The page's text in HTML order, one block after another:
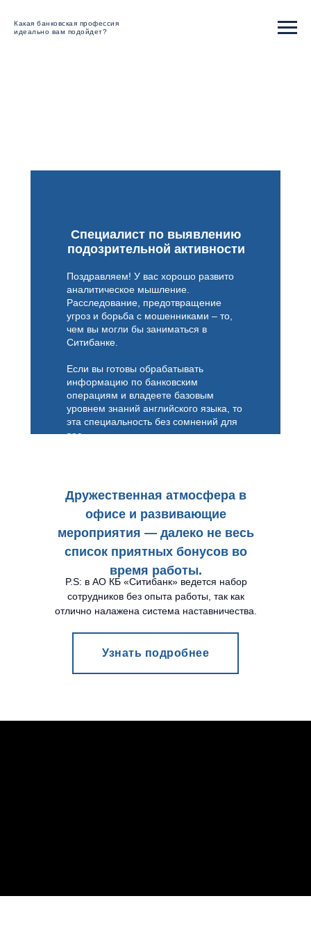
Какая банковская профессия
идеально вам подойдет?
Специалист по выявлению
подозрительной активности
Поздравляем! У вас хорошо развито
аналитическое мышление.
Расследование, предотвращение
угроз и борьба с мошенниками – то,
чем вы могли бы заниматься в
Ситибанке.
Если вы готовы обрабатывать
информацию по банковским
операциям и владеете базовым
уровнем знаний английского языка, то
эта специальность без сомнений для
вас.
Дружественная атмосфера в
офисе и развивающие
мероприятия — далеко не весь
список приятных бонусов во
время работы.
Узнать подробнее
P.S: в АО КБ «Ситибанк» ведется набор
сотрудников без опыта работы, так как
отлично налажена система наставничества.